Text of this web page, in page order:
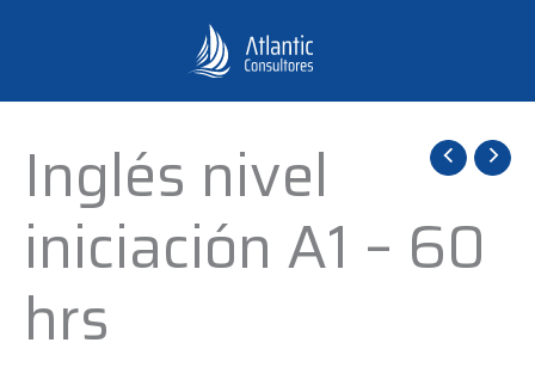
Inglés nivel
iniciación A1 – 60
hrs
Inglés
nivel
iniciación
-
60